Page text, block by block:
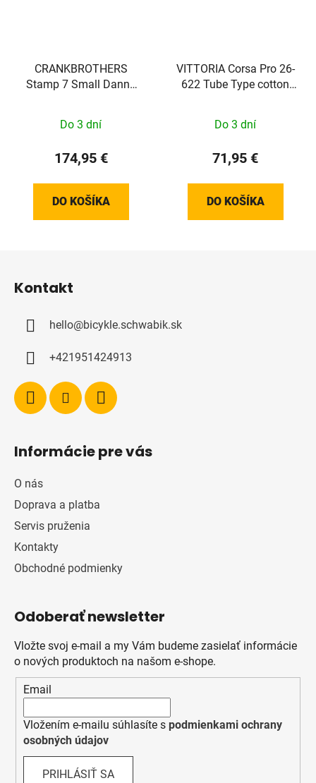
CRANKBROTHERS
Stamp 7 Small Danny
Do 3 dní
174,95 €
DO KOŠÍKA
VITTORIA Corsa Pro 26-
622 Tube Type cotton
Do 3 dní
71,95 €
DO KOŠÍKA
Kontakt
hello@bicykle.schwabik.sk
+421951424913
Informácie pre vás
O nás
Doprava a platba
Servis pruženia
Kontakty
Obchodné podmienky
Odoberať newsletter
Vložte svoj e-mail a my Vám budeme zasielať informácie
o nových produktoch na našom e-shope.
Email
Vložením e-mailu súhlasíte s podmienkami ochrany
osobných údajov
PRIHLÁSIŤ SA